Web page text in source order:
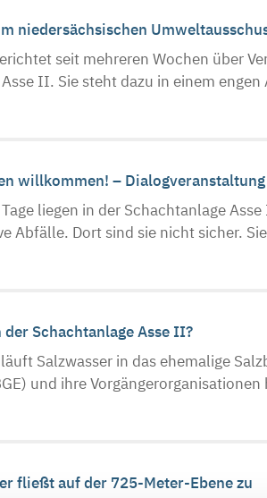
niedersächsischen
seit mehreren Wochen über
II. Sie steht dazu in einem
willkommen! –
liegen in der Schachtanlage
Abfälle. Dort sind sie nicht sicher.
Schachtanlage Asse II?
Salzwasser in das ehemalige
und ihre
fließt auf der 725-Meter-Ebene zu